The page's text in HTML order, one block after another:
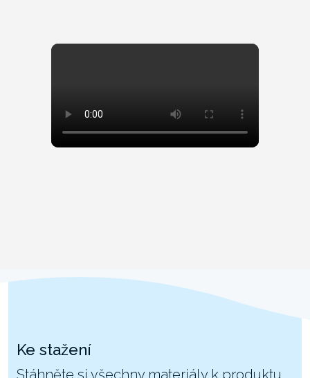
Ke stažení
Stáhněte si všechny materiály k produktu